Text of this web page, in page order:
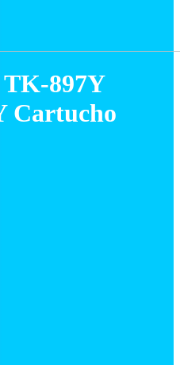
897Y
Cartucho